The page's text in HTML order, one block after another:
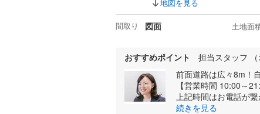
地図を見る
間取り 図面 土地面
おすすめポイント
担当スタッフ
前面道路は広々8m！
【営業時間 10:00～
上記時間はお電話が
続きを見る